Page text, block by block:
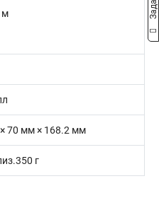
м
70 мм × 168.2 мм
г